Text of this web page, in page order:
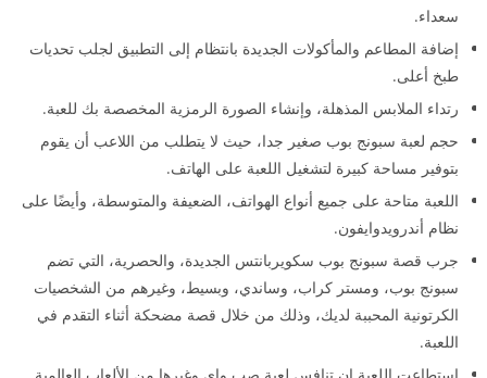
سعداء.
إضافة المطاعم والمأكولات الجديدة بانتظام إلى التطبيق لجلب تحديات
طبخ أعلى.
رتداء الملابس المذهلة، وإنشاء الصورة الرمزية المخصصة بك للعبة.
حجم لعبة سبونج بوب صغير جدا، حيث لا يتطلب من اللاعب أن يقوم
بتوفير مساحة كبيرة لتشغيل اللعبة على الهاتف.
اللعبة متاحة على جميع أنواع الهواتف، الضعيفة والمتوسطة، وأيضًا على
نظام أندرويدوايفون.
جرب قصة سبونج بوب سكويربانتس الجديدة، والحصرية، التي تضم
سبونج بوب، ومستر كراب، وساندي، وبسيط، وغيرهم من الشخصيات
الكرتونية المحببة لديك، وذلك من خلال قصة مضحكة أثناء التقدم في
اللعبة.
استطاعت اللعبة إن تنافس لعبة صب واي وغيرها من الألعاب العالمية